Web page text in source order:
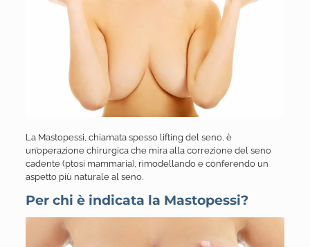
La Mastopessi, chiamata spesso lifting del seno, è
un’operazione chirurgica che mira alla correzione del seno
cadente (ptosi mammaria), rimodellando e conferendo un
aspetto più naturale al seno.
Per chi è indicata la Mastopessi?